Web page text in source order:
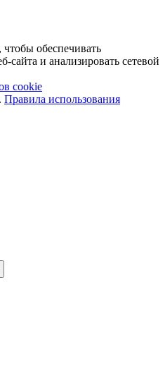
обеспечивать
сайта и анализировать сетевой
cookie
Правила использования